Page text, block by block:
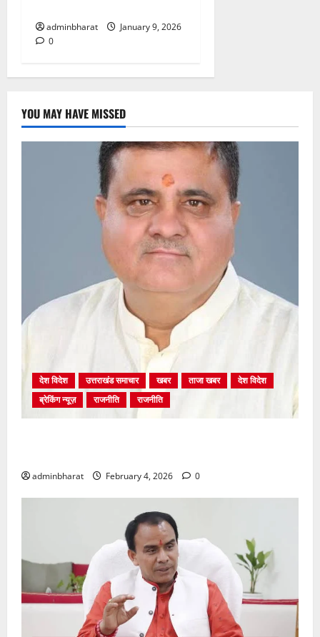
adminbharat
January 9, 2026
0
YOU MAY HAVE MISSED
देश विदेश उत्तराखंड समाचार खबर ताजा खबर
देश विदेश
ब्रेकिंग न्यूज़
राजनीति राजनीति
adminbharat February 4, 2026 0